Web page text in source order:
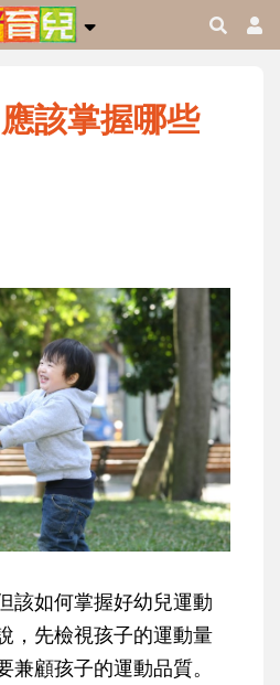
該掌握哪些
該如何掌握好幼兒運動
，先檢視孩子的運動量
兼顧孩子的運動品質。